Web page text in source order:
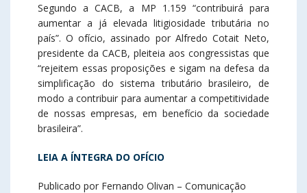
Segundo a CACB, a MP 1.159 “contribuirá para
aumentar a já elevada litigiosidade tributária no
país”. O ofício, assinado por Alfredo Cotait Neto,
presidente da CACB, pleiteia aos congressistas que
“rejeitem essas proposições e sigam na defesa da
simplificação do sistema tributário brasileiro, de
modo a contribuir para aumentar a competitividade
de nossas empresas, em benefício da sociedade
brasileira”.
LEIA A ÍNTEGRA DO OFÍCIO
Publicado por Fernando Olivan – Comunicação